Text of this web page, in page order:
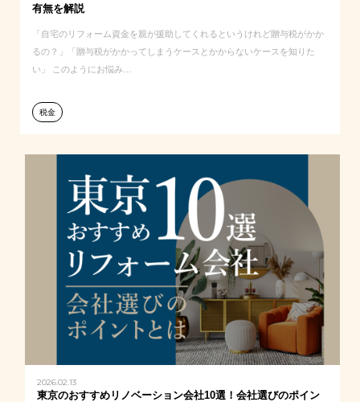
有無を解説
「自宅のリフォーム資金を親が援助してくれるというけれど贈与税がかか
るの？」「贈与税がかかってしまうケースとかからないケースを知りた
い」 このようにお悩み…
税金
2026.02.13
東京のおすすめリノベーション会社10選！会社選びのポイン